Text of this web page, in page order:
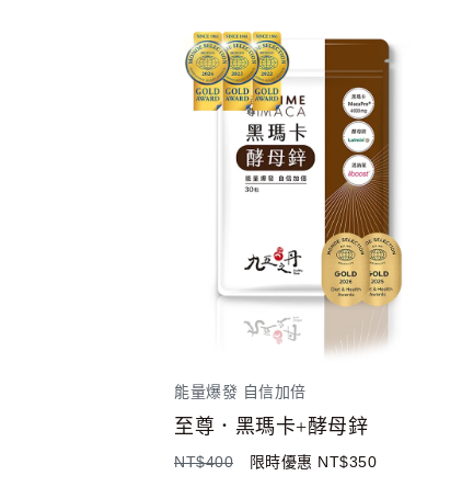
能量爆發 自信加倍
至尊．黑瑪卡+酵母鋅
NT$400 限時優惠 NT$350